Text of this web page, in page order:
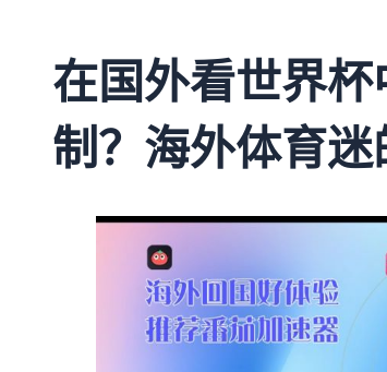
在国外看世界
制？海外体育